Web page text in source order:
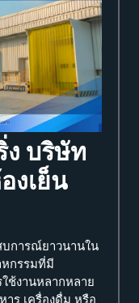
ง บริษัท
งเย็น
การณ์ยาวนานใน
กรรมที่มี
ช้งานหลากหลาย
าร เครื่องดื่ม หรือ